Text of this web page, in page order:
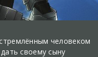
человеком
своему сыну